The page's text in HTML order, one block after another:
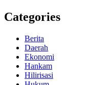
Categories
Berita
Daerah
Ekonomi
Hankam
Hilirisasi